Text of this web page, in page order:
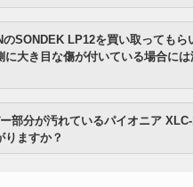
に大き目な傷が付いている場合には
りますか？